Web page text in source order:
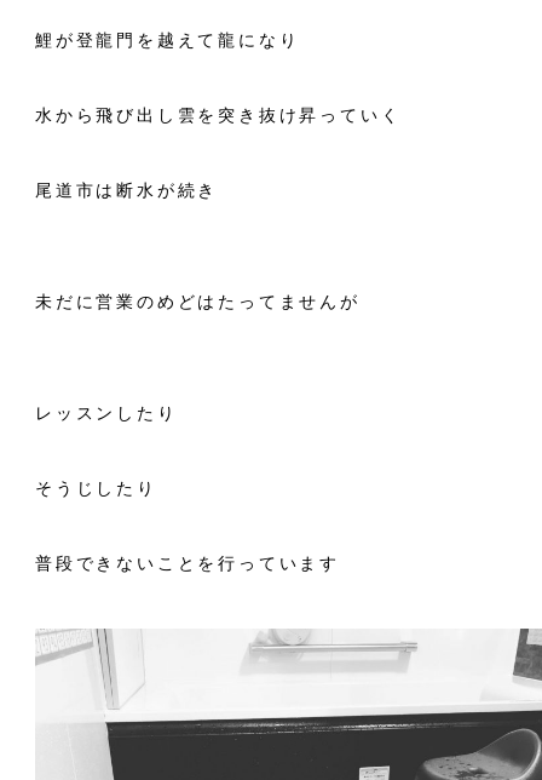
鯉が登龍門を越えて龍になり
水から飛び出し雲を突き抜け昇っていく
尾道市は断水が続き
未だに営業のめどはたってませんが
レッスンしたり
そうじしたり
普段できないことを行っています